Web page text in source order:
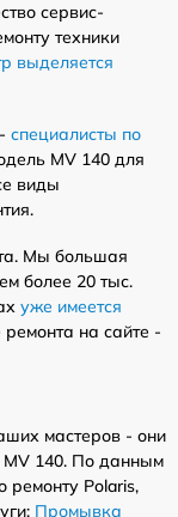
сервис-
техники
выделяется
специалисты по
MV 140 для
виды
Мы большая
более 20 тыс.
уже имеется
на сайте -
мастеров - они
MV 140. По данным
Polaris,
Промывка